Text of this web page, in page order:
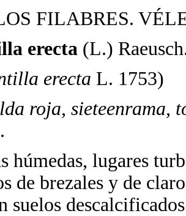
FILABRES.
erecta (L.)
erecta L. 1753)
roja, sieteenrama,
.
húmedas, lugares
de brezales y de
suelos